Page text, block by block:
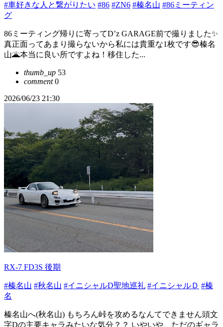
#車好きな人と繋がりたい #86 #ZN6 #榛名山 #86ミーティン
グ
86ミーティング帰りに寄ってD’z GARAGE前で撮りました✨
真正面ってあまり撮らないから私には貴重な1枚です😎榛名
山🌋本当に良い所ですよね！移住した...
thumb_up 53
comment0
2026/06/23 21:30
RX-7 FD3S 後期
#榛名山 #秋名山 #イニシャルD聖地巡礼 #イニシャルＤ #榛
名
榛名山へ(秋名山) もちろん峠を攻めるなんてできません頭文
字Dの主要キャラみたいな気分？？ いやいや、ただのギャラ